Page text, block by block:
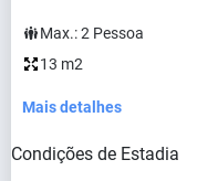
Max.:2 Pessoa
13 m2
Mais detalhes
Condições de Estadia